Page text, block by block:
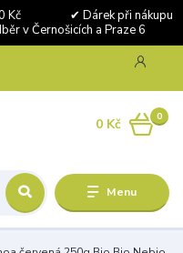
000 Kč ✔ Dárek při nákupu
Černošicích a Praze 6
Menu
0
0 Kč